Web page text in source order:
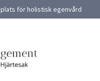
för holistisk egenvård